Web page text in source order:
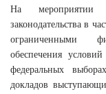
На мероприятии
законодательства в
ограниченными
обеспечения
федеральных
докладов